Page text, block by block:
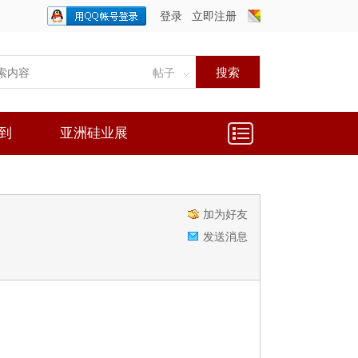
登录
立即注册
帖子 搜索
亚洲硅业展
加为好友
发送消息